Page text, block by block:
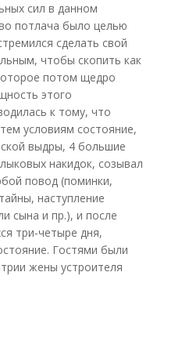
сил в данном
потлача было целью
сделать свой
чтобы скопить как
потом щедро
этого
к тому, что
условиям состояние,
выдры, 4 большие
накидок, созывал
повод (поминки,
наступление
сына и пр.), и после
три-четыре дня,
Гостями были
жены устроителя